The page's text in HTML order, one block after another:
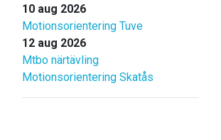
10 aug 2026
Motionsorientering Tuve
12 aug 2026
Mtbo närtävling
Motionsorientering Skatås